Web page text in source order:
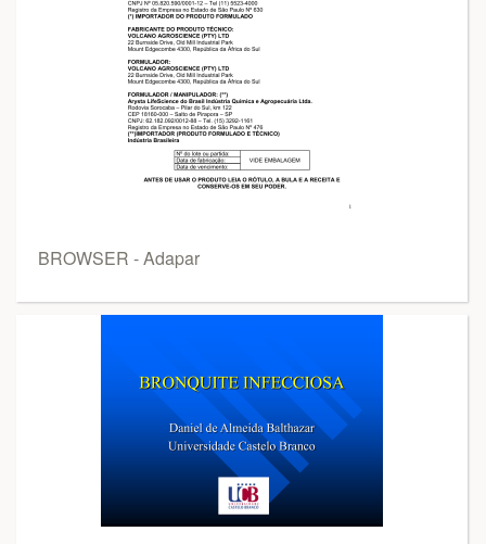
BROWSER - Adapar